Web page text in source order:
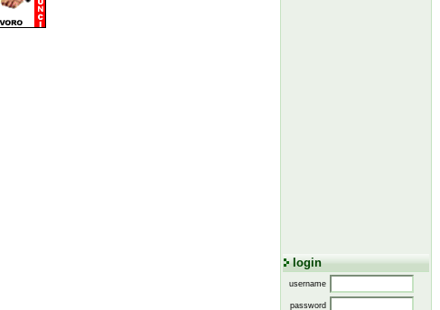
login
username
password